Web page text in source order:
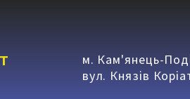
м. Кам'янець-
вул. Князів